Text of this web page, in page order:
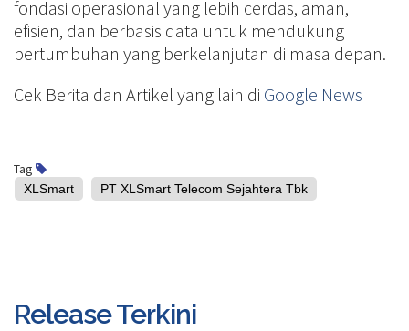
fondasi operasional yang lebih cerdas, aman,
efisien, dan berbasis data untuk mendukung
pertumbuhan yang berkelanjutan di masa depan.
Cek Berita dan Artikel yang lain di Google News
Tag
XLSmart PT XLSmart Telecom Sejahtera Tbk
Release Terkini